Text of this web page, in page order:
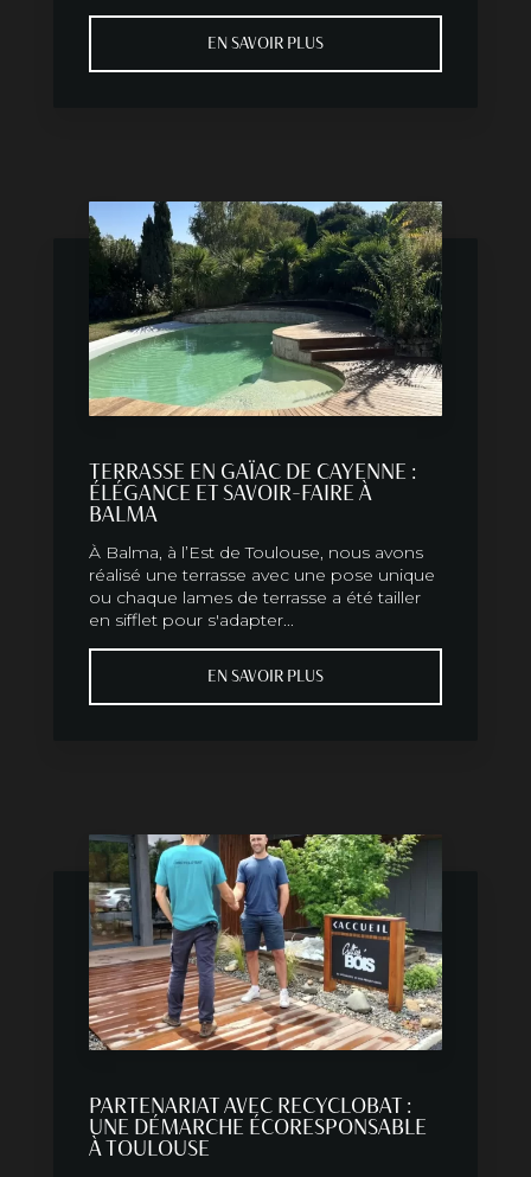
EN SAVOIR PLUS
TERRASSE EN GAÏAC DE CAYENNE :
ÉLÉGANCE ET SAVOIR-FAIRE À
BALMA
À Balma, à l’Est de Toulouse, nous avons
réalisé une terrasse avec une pose unique
ou chaque lames de terrasse a été tailler
en sifflet pour s'adapter...
EN SAVOIR PLUS
PARTENARIAT AVEC RECYCLOBAT :
UNE DÉMARCHE ÉCORESPONSABLE
À TOULOUSE